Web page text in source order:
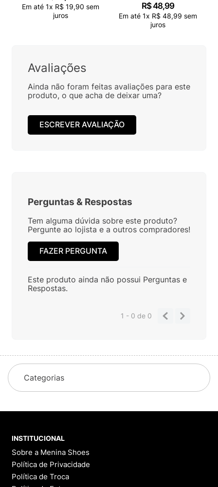
Em até 1x R$ 19,90 sem
juros
R$48,99
Em até 1x R$ 48,99 sem
juros
Avaliações
Ainda não foram feitas avaliações para este
produto, o que acha de deixar uma?
ESCREVER AVALIAÇÃO
Perguntas & Respostas
Tem alguma dúvida sobre este produto?
Pergunte ao lojista e a outros compradores!
FAZER PERGUNTA
Este produto ainda não possui Perguntas e
Respostas.
1 - 0de 0
Categorias
INSTITUCIONAL
Sobre a Menina Shoes
Política de Privacidade
Política de Troca